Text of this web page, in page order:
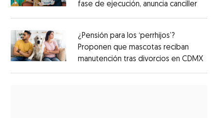
fase de ejecución, anuncia canciller
¿Pensión para los ‘perrhijos’?
Proponen que mascotas reciban
manutención tras divorcios en CDMX